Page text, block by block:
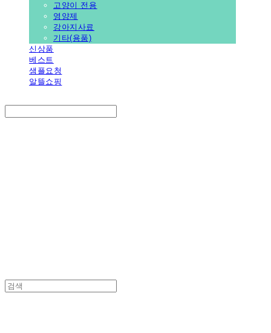
고양이 전용
영양제
강아지사료
기타(용품)
신상품
베스트
샘플요청
알뜰쇼핑